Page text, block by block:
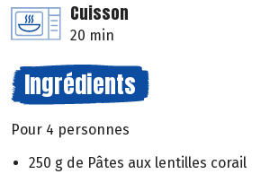
Cuisson
20 min
Ingrédients
Pour 4 personnes
250 g de Pâtes aux lentilles corail